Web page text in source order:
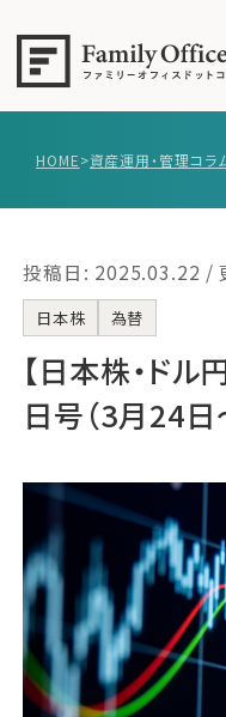
事例紹介
エキスパート
無料講座
コラム
無料ご相談
運営会社
ファミリーオフィ
関連書籍
HOME>資産運用・管理コラ
投稿日: 2025.03.22 /
日本株 為替
【日本株・ド
日号（3月24日